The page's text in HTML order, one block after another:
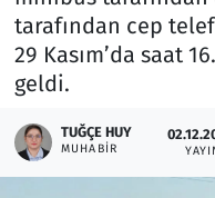
tarafından cep
29 Kasım’da saat
geldi.
TUĞÇE HUY
MUHABIR
Memur ve Kamu